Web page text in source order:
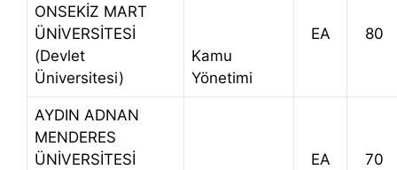
ONSEKİZ MART
ÜNİVERSİTESİ
(Devlet
Üniversitesi)
Kamu
Yönetimi
EA 80
AYDIN ADNAN
MENDERES
ÜNİVERSİTESİ
EA 70